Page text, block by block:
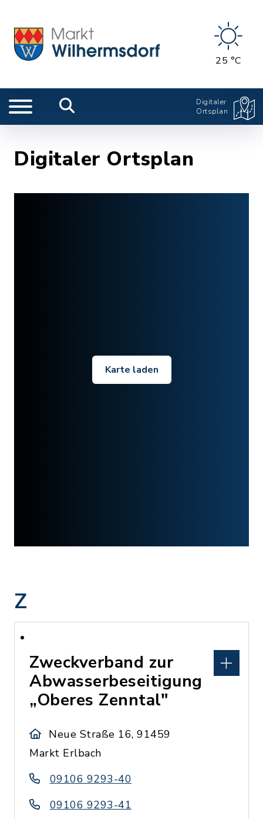
25 °C
Digitaler
Ortsplan
Digitaler Ortsplan
Karte laden
Z
Zweckverband zur
Abwasserbeseitigung
„Oberes Zenntal"
Neue Straße 16, 91459
Markt Erlbach
09106 9293-40
09106 9293-41